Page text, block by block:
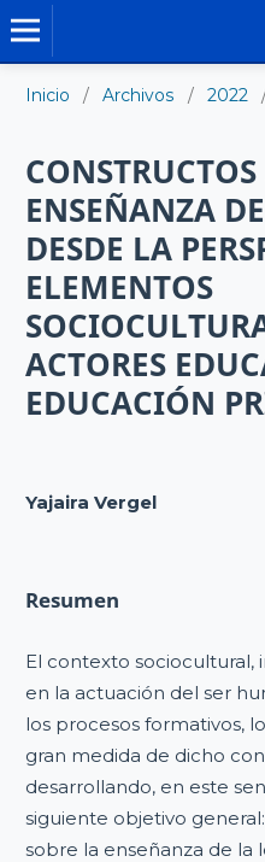
Inicio / Archivos / 2022
ENSEÑANZA
DESDE LA
ELEMENTOS
ACTORES
EDUCACIÓN
Yajaira Vergel
Resumen
El contexto sociocultural,
en la actuación del ser
los procesos formativos,
gran medida de dicho
desarrollando, en este
siguiente objetivo
sobre la enseñanza de la